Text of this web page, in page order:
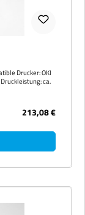
213,08 €